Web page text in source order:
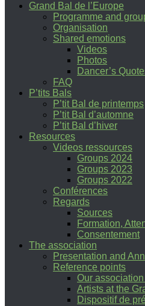
Grand Bal de l’Europe
Programme and
Organisation
Shared emotions
Videos
Photos
Dancer’s
FAQ
P’tits Bals
P’tit Bal de printemps
P’tit Bal d’automne
P’tit Bal d’hiver
Resources
Videos ressources
Groups 2024
Groups 2023
Groups 2022
Conférences
Regards
Sources
Formation,
Consentement
The association
Presentation and
Reference points
Our
Artists at the
Dispositif de